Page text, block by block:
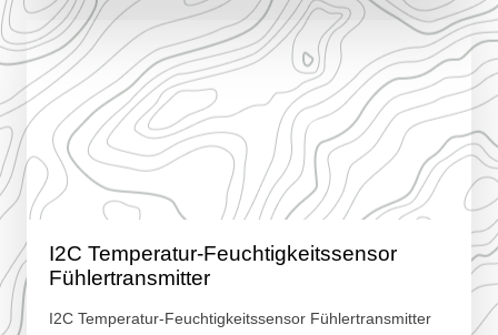
I2C Temperatur-Feuchtigkeitssensor
Fühlertransmitter
I2C Temperatur-Feuchtigkeitssensor Fühlertransmitter